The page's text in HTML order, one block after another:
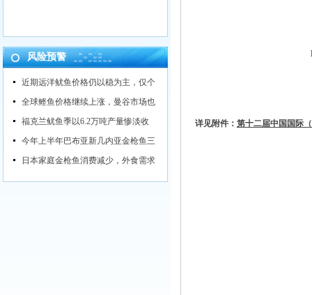
风险预警
近期远洋鱿鱼价格仍以稳为主，仅个
全球鲣鱼价格继续上涨，曼谷市场也
福克兰鱿鱼季以6.2万吨产量惨淡收
今年上半年巴布亚新几内亚金枪鱼三
日本家庭金枪鱼消费减少，外食需求
详见附件： 第十二届中国国际